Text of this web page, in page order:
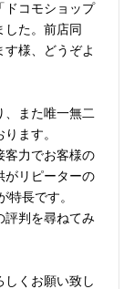
ドコモショップ
した。前店同
様、どうぞよ
、また唯一無二
ます。
客力でお客様の
がリピーターの
長です。
評判を尋ねてみ
しくお願い致し